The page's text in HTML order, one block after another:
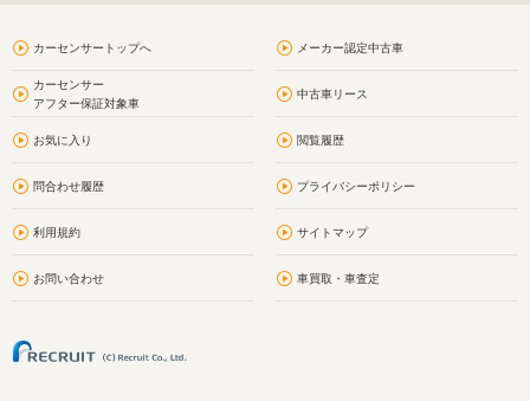
カーセンサートップへ メーカー認定中古車
カーセンサー
アフター保証対象車
中古車リース
お気に入り 閲覧履歴
問合わせ履歴 プライバシーポリシー
利用規約 サイトマップ
お問い合わせ 車買取・車査定